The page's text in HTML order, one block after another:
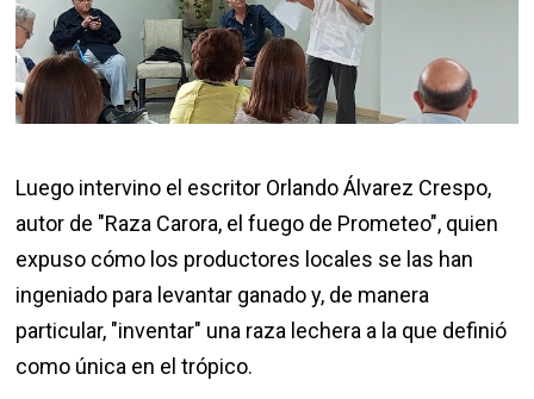
Luego intervino el escritor Orlando Álvarez Crespo,
autor de "Raza Carora, el fuego de Prometeo", quien
expuso cómo los productores locales se las han
ingeniado para levantar ganado y, de manera
particular, "inventar" una raza lechera a la que definió
como única en el trópico.